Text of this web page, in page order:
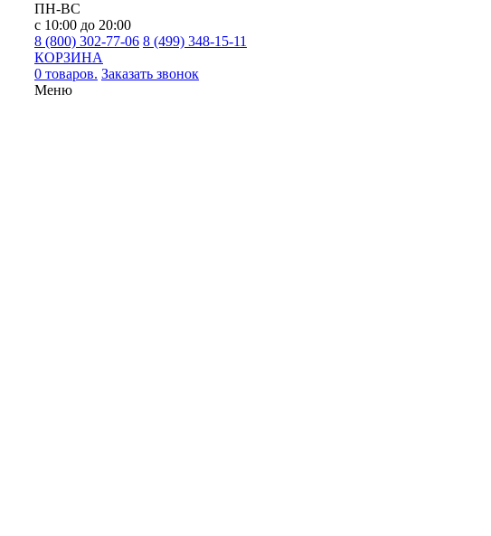
ПН-ВС
с 10:00 до 20:00
8 (800) 302-77-06 8 (499) 348-15-11
КОРЗИНА
0 товаров. Заказать звонок
Меню